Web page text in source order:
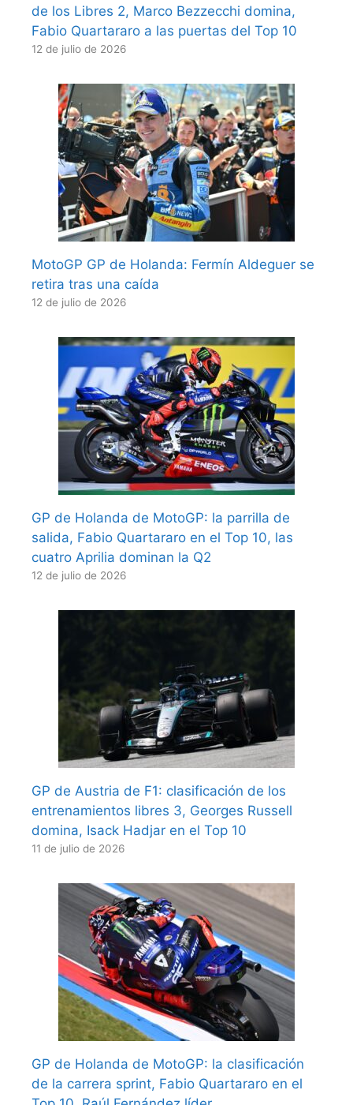
de los Libres 2, Marco Bezzecchi domina,
Fabio Quartararo a las puertas del Top 10
12 de julio de 2026
MotoGP GP de Holanda: Fermín Aldeguer se
retira tras una caída
12 de julio de 2026
GP de Holanda de MotoGP: la parrilla de
salida, Fabio Quartararo en el Top 10, las
cuatro Aprilia dominan la Q2
12 de julio de 2026
GP de Austria de F1: clasificación de los
entrenamientos libres 3, Georges Russell
domina, Isack Hadjar en el Top 10
11 de julio de 2026
GP de Holanda de MotoGP: la clasificación
de la carrera sprint, Fabio Quartararo en el